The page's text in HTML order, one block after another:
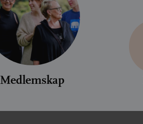
Medlemskap